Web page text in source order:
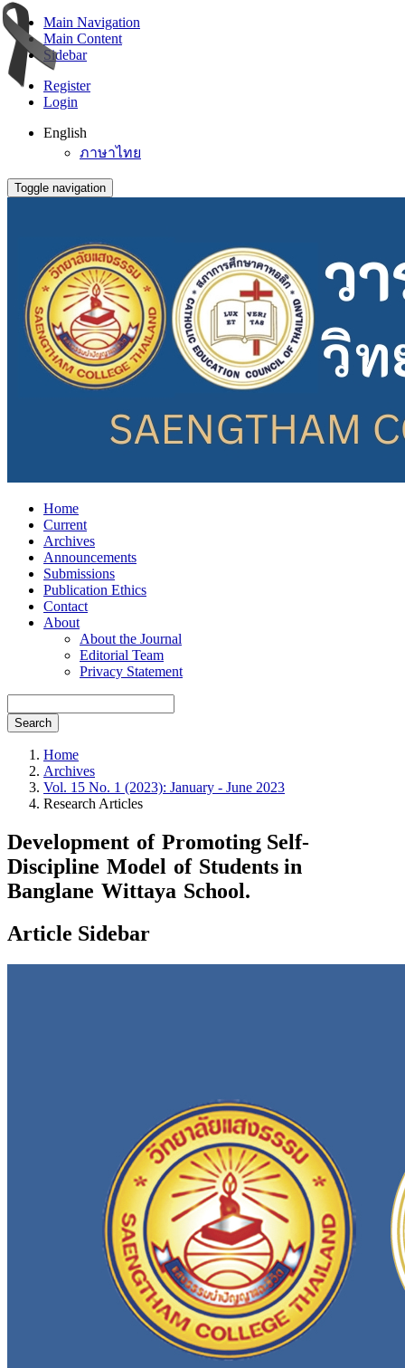
Main Navigation
Main Content
Sidebar
Register
Login
English
ภาษาไทย
Toggle navigation
Home
Current
Archives
Announcements
Submissions
Publication Ethics
Contact
About
About the Journal
Editorial Team
Privacy Statement
Search
Home
Archives
Vol. 15 No. 1 (2023): January - June 2023
Research Articles
Development of Promoting Self-
Discipline Model of Students in
Banglane Wittaya School.
Article Sidebar